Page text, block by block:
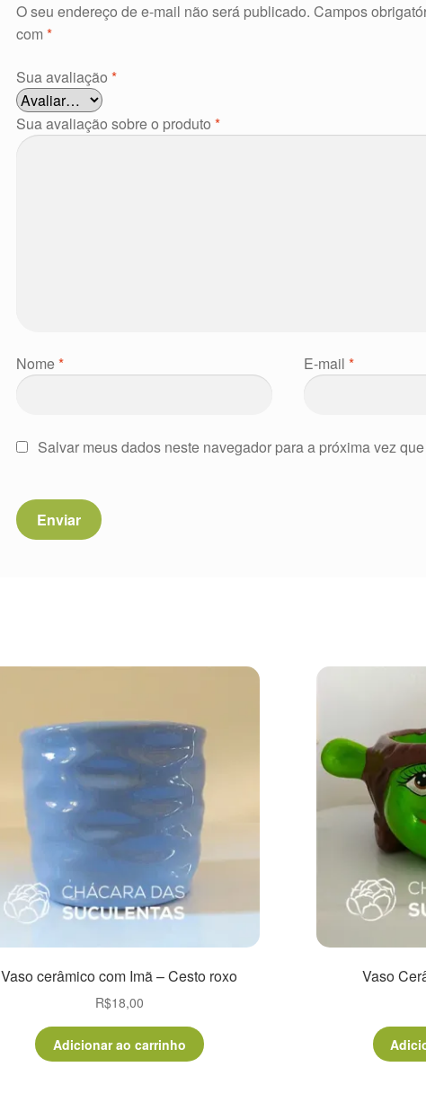
O seu endereço de e-mail não será publicado. Campos
com*
Sua avaliação*
Sua avaliação sobre o produto*
Nome* E-mail*
Salvar meus dados neste navegador para a próxima vez
Vaso cerâmico com Imã – Cesto roxo
R$18,00
Adicionar ao carrinho
Vaso